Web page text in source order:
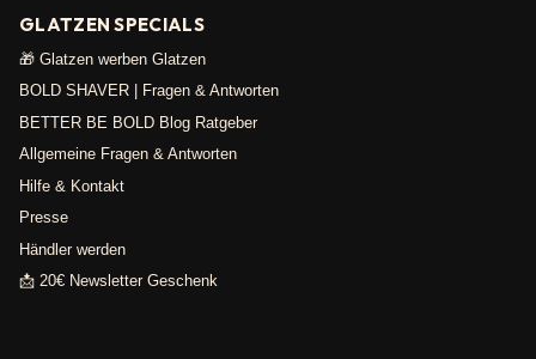
GLATZEN SPECIALS
🎁 Glatzen werben Glatzen
BOLD SHAVER | Fragen & Antworten
BETTER BE BOLD Blog Ratgeber
Allgemeine Fragen & Antworten
Hilfe & Kontakt
Presse
Händler werden
📩 20€ Newsletter Geschenk